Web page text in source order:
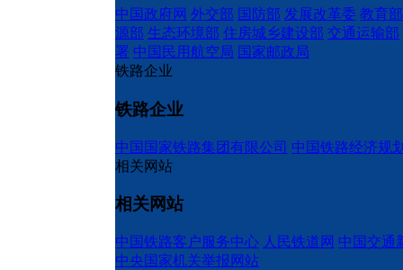
中国政府网 外交部 国防部 发展改革委 教育部
源部 生态环境部 住房城乡建设部 交通运输部
署 中国民用航空局 国家邮政局
铁路企业
铁路企业
中国国家铁路集团有限公司 中国铁路经济规
相关网站
相关网站
中国铁路客户服务中心 人民铁道网 中国交通
中央国家机关举报网站